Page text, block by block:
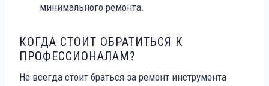
минимального ремонта.
КОГДА СТОИТ ОБРАТИТЬСЯ К
ПРОФЕССИОНАЛАМ?
Не всегда стоит браться за ремонт инструмента